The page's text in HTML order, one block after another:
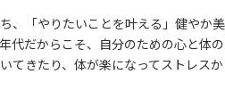
、「やりたいことを叶える」健やか美
代だからこそ、自分のための心と体
てきたり、体が楽になってストレス